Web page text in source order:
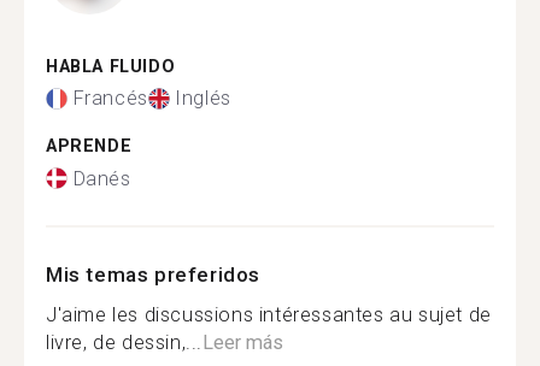
HABLA FLUIDO
Francés Inglés
APRENDE
Danés
Mis temas preferidos
J'aime les discussions intéressantes au sujet de
livre, de dessin,... Leer más